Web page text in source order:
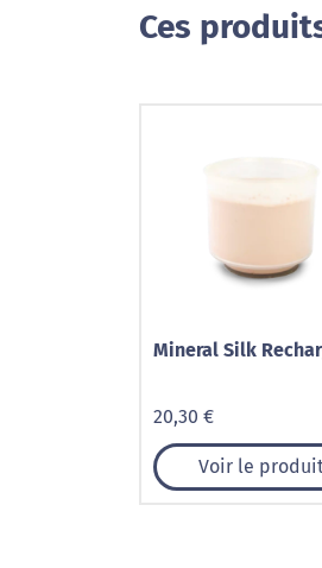
Ces
Mineral Silk
20,30 €
Voir le